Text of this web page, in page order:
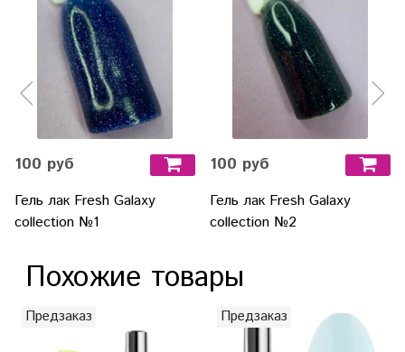
100 руб
Гель лак Fresh Galaxy
collection №1
100 руб
Гель лак Fresh Galaxy
collection №2
Похожие товары
Предзаказ Предзаказ